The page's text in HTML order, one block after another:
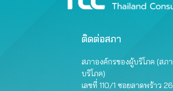
ติดต่อสภา
สภาองค์กรของผู้บริโภค (สภ
บริโภค)
เลขที่ 110/1 ซอยลาดพร้าว 26